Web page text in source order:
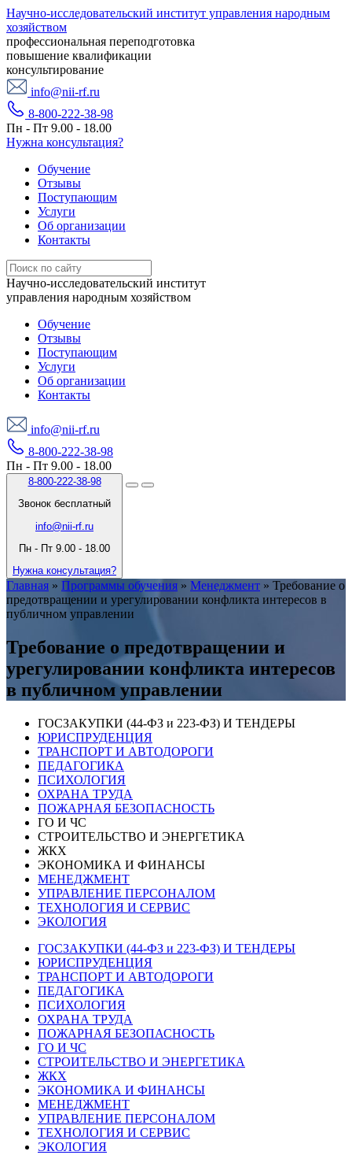
Научно-исследовательский институт управления народным
хозяйством
профессиональная переподготовка
повышение квалификации
консультирование
info@nii-rf.ru
8-800-222-38-98
Пн - Пт 9.00 - 18.00
Нужна консультация?
Обучение
Отзывы
Поступающим
Услуги
Об организации
Контакты
Научно-исследовательский институт
управления народным хозяйством
Обучение
Отзывы
Поступающим
Услуги
Об организации
Контакты
info@nii-rf.ru
8-800-222-38-98
Пн - Пт 9.00 - 18.00
8-800-222-38-98
Звонок бесплатный
info@nii-rf.ru
Пн - Пт 9.00 - 18.00
Нужна консультация?
Главная » Программы обучения » Менеджмент » Требование о
предотвращении и урегулировании конфликта интересов в
публичном управлении
Требование о предотвращении и
урегулировании конфликта интересов
в публичном управлении
ГОСЗАКУПКИ (44-ФЗ и 223-ФЗ) И ТЕНДЕРЫ
ЮРИСПРУДЕНЦИЯ
ТРАНСПОРТ И АВТОДОРОГИ
ПЕДАГОГИКА
ПСИХОЛОГИЯ
ОХРАНА ТРУДА
ПОЖАРНАЯ БЕЗОПАСНОСТЬ
ГО И ЧС
СТРОИТЕЛЬСТВО И ЭНЕРГЕТИКА
ЖКХ
ЭКОНОМИКА И ФИНАНСЫ
МЕНЕДЖМЕНТ
УПРАВЛЕНИЕ ПЕРСОНАЛОМ
ТЕХНОЛОГИЯ И СЕРВИС
ЭКОЛОГИЯ
ГОСЗАКУПКИ (44-ФЗ и 223-ФЗ) И ТЕНДЕРЫ
ЮРИСПРУДЕНЦИЯ
ТРАНСПОРТ И АВТОДОРОГИ
ПЕДАГОГИКА
ПСИХОЛОГИЯ
ОХРАНА ТРУДА
ПОЖАРНАЯ БЕЗОПАСНОСТЬ
ГО И ЧС
СТРОИТЕЛЬСТВО И ЭНЕРГЕТИКА
ЖКХ
ЭКОНОМИКА И ФИНАНСЫ
МЕНЕДЖМЕНТ
УПРАВЛЕНИЕ ПЕРСОНАЛОМ
ТЕХНОЛОГИЯ И СЕРВИС
ЭКОЛОГИЯ